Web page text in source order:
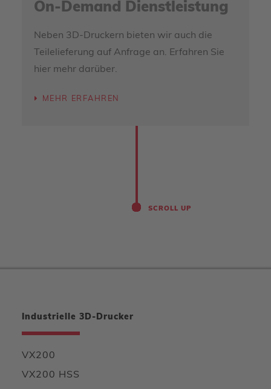
On-Demand Dienstleistung
Neben 3D-Druckern bieten wir auch die
Teilelieferung auf Anfrage an. Erfahren Sie
hier mehr darüber.
MEHR ERFAHREN
SCROLL UP
Industrielle 3D-Drucker
VX200
VX200 HSS